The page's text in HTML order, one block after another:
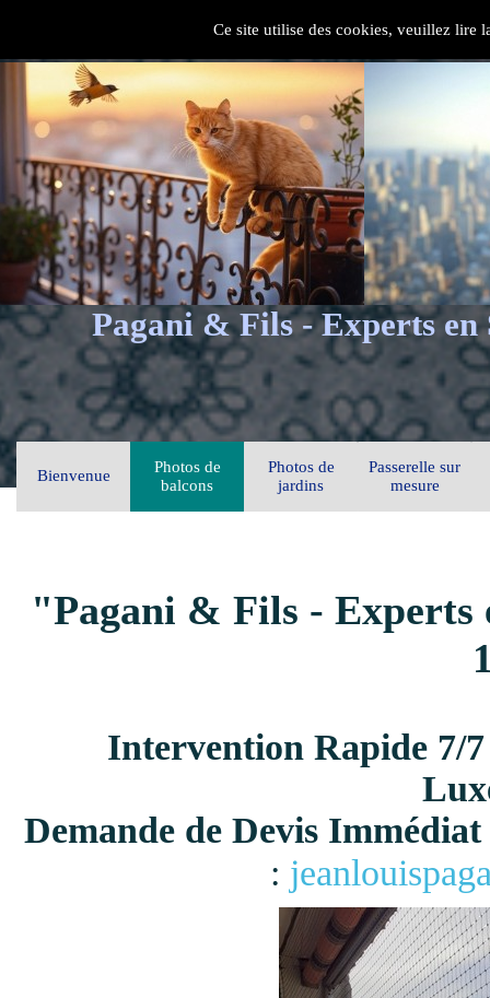
Ce site utilise des cookies, veuillez lire
Pagani & Fils - Experts en
Bienvenue
Photos de
balcons
Photos de
jardins
Passerelle sur
mesure
"Pagani & Fils - Experts
Intervention Rapide 7/
Demande de Devis
: